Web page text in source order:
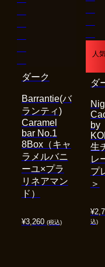
¥3,260 (税込)
Barrantie(バ
ランティ)
Caramel
bar No.1
8Box（キャ
ラメルバニ
ーユ×プラ
リネアマン
ド）
ダーク
人
¥
込)
by
生
レ
プ
＞
ダ